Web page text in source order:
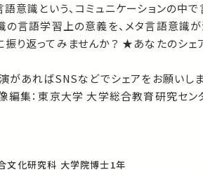
語意識という、コミュニケーションの
の言語学習上の意義を、メタ言語意識
り返ってみませんか？ ★あなたのシェ
があればSNSなどでシェアをお願いしま
編集：東京大学 大学総合教育研究セン
文化研究科 大学院博士1年